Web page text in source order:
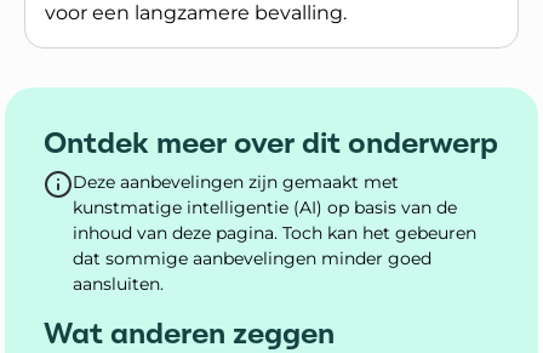
voor een langzamere bevalling.
Lees meer over Bevallen van een kind als je MS
Ontdek meer over dit onderwerp
Deze aanbevelingen zijn gemaakt met
kunstmatige intelligentie (AI) op basis van de
inhoud van deze pagina. Toch kan het gebeuren
dat sommige aanbevelingen minder goed
aansluiten.
Wat anderen zeggen